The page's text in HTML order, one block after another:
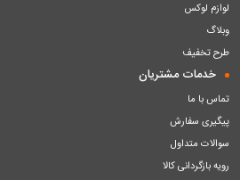
لوازم لوکس
وبلاگ
طرح تخفیف
خدمات مشتریان
تماس با ما
پیگیری سفارش
سوالات متداول
رویه بازگردانی کالا